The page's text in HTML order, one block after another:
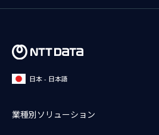
日本 - 日本語
業種別ソリューション